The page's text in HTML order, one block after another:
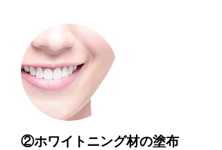
②ホワイトニング材の塗布